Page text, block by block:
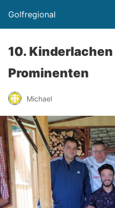
Golfregional
10.
Prominenten
Michael